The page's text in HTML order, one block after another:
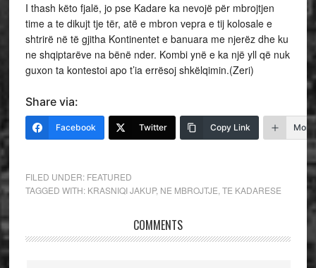
I thash këto fjalë, jo pse Kadare ka nevojë për mbrojtjen
time a te dikujt tje tër, atë e mbron vepra e tij kolosale e
shtrirë në të gjitha Kontinentet e banuara me njerëz dhe ku
ne shqiptarëve na bënë nder. Kombi ynë e ka një yll që nuk
guxon ta kontestoi apo t’ia errësoj shkëlqimin.(Zeri)
Share via:
Facebook Twitter Copy Link More
FILED UNDER: FEATURED
TAGGED WITH: KRASNIQI JAKUP, NE MBROJTJE TE KADARESE
COMMENTS